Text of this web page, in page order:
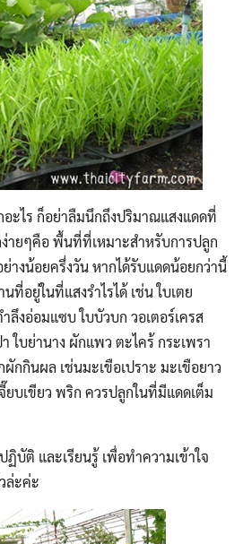
อะไร ก็อย่าลืมนึกถึงปริมาณแสงแดดที่
ายๆคือ พื้นที่ที่เหมาะสำหรับการปลูก
างน้อยครึ่งวัน หากได้รับแดดน้อยกว่านี้
อยู่ในที่แสงรำไรได้ เช่น ใบเตย
งอ่อมแซบ ใบบัวบก วอเตอร์เครส
ใบย่านาง ผักแพว ตะไคร้ กระเพรา
กกินผล เช่นมะเขือเปราะ มะเขือยาว
ยบเขียว พริก ควรปลูกในที่มีแดดเต็ม
ฏิบัติ และเรียนรู้ เพื่อทำความเข้าใจ
ล่ะค่ะ